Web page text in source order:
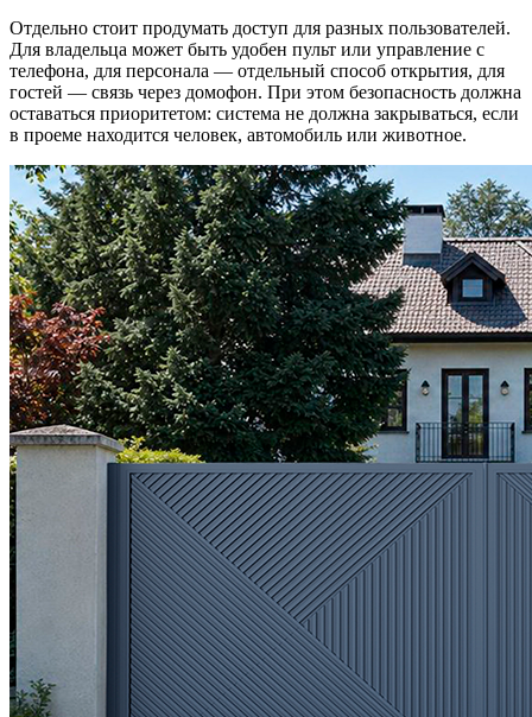
Отдельно стоит продумать доступ для разных пользователей.
Для владельца может быть удобен пульт или управление с
телефона, для персонала — отдельный способ открытия, для
гостей — связь через домофон. При этом безопасность должна
оставаться приоритетом: система не должна закрываться, если
в проеме находится человек, автомобиль или животное.